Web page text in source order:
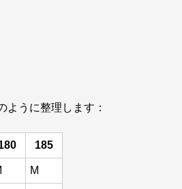
うに整理します：
185
M